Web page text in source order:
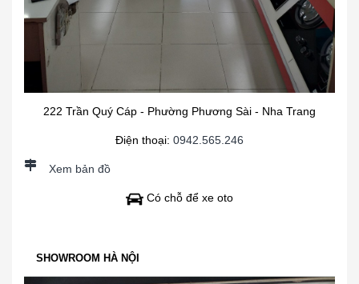
222 Trần Quý Cáp - Phường Phương Sài - Nha Trang
Điện thoại: 0942.565.246
Xem bản đồ
Có chỗ để xe oto
SHOWROOM HÀ NỘI